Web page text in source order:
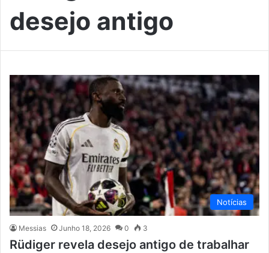
desejo antigo
Notícias
Messias Junho 18, 2026 0 3
Rüdiger revela desejo antigo de trabalhar